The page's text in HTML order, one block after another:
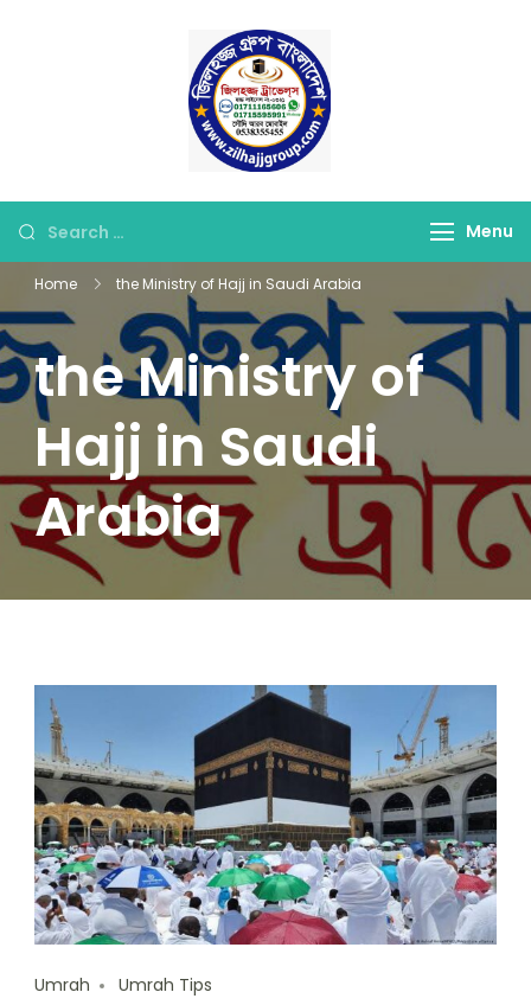
Looking
for
Something?
Menu
Home the Ministry of Hajj in Saudi Arabia
the Ministry of
Hajj in Saudi
Arabia
Umrah Umrah Tips